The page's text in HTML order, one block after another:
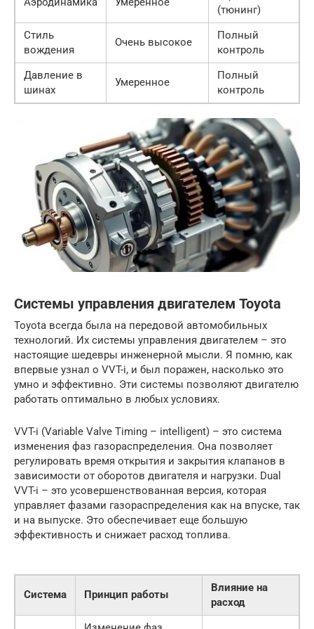
(тюнинг)
Стиль
вождения
Очень высокое
Полный
контроль
Давление в
шинах
Умеренное
Полный
контроль
Системы управления двигателем Toyota
Toyota всегда была на передовой автомобильных
технологий. Их системы управления двигателем – это
настоящие шедевры инженерной мысли. Я помню, как
впервые узнал о VVT-i, и был поражен, насколько это
умно и эффективно. Эти системы позволяют двигателю
работать оптимально в любых условиях.
VVT-i (Variable Valve Timing – intelligent) – это система
изменения фаз газораспределения. Она позволяет
регулировать время открытия и закрытия клапанов в
зависимости от оборотов двигателя и нагрузки. Dual
VVT-i – это усовершенствованная версия, которая
управляет фазами газораспределения как на впуске, так
и на выпуске. Это обеспечивает еще большую
эффективность и снижает расход топлива.
Система Принцип работы
Влияние на
расход